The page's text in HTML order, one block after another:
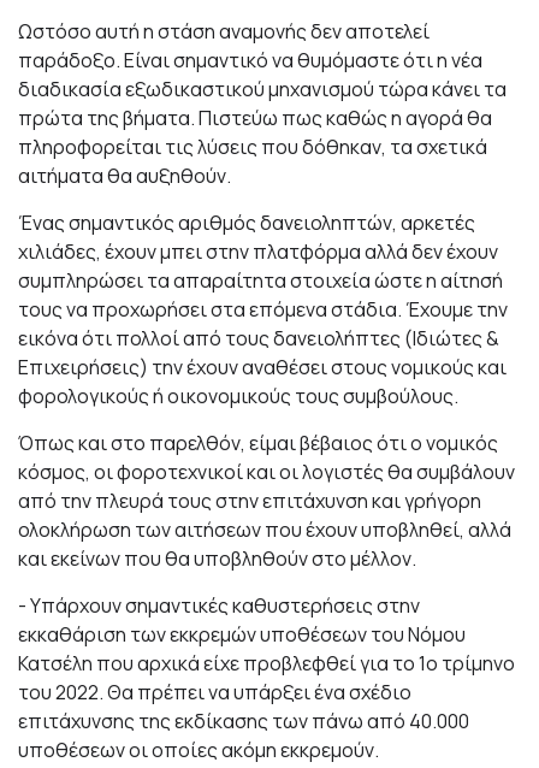
Ωστόσο αυτή η στάση αναμονής δεν αποτελεί
παράδοξο. Είναι σημαντικό να θυμόμαστε ότι η νέα
διαδικασία εξωδικαστικού μηχανισμού τώρα κάνει τα
πρώτα της βήματα. Πιστεύω πως καθώς η αγορά θα
πληροφορείται τις λύσεις που δόθηκαν, τα σχετικά
αιτήματα θα αυξηθούν.
Ένας σημαντικός αριθμός δανειοληπτών, αρκετές
χιλιάδες, έχουν μπει στην πλατφόρμα αλλά δεν έχουν
συμπληρώσει τα απαραίτητα στοιχεία ώστε η αίτησή
τους να προχωρήσει στα επόμενα στάδια. Έχουμε την
εικόνα ότι πολλοί από τους δανειολήπτες (Ιδιώτες &
Επιχειρήσεις) την έχουν αναθέσει στους νομικούς και
φορολογικούς ή οικονομικούς τους συμβούλους.
Όπως και στο παρελθόν, είμαι βέβαιος ότι ο νομικός
κόσμος, οι φοροτεχνικοί και οι λογιστές θα συμβάλουν
από την πλευρά τους στην επιτάχυνση και γρήγορη
ολοκλήρωση των αιτήσεων που έχουν υποβληθεί, αλλά
και εκείνων που θα υποβληθούν στο μέλλον.
- Υπάρχουν σημαντικές καθυστερήσεις στην
εκκαθάριση των εκκρεμών υποθέσεων του Νόμου
Κατσέλη που αρχικά είχε προβλεφθεί για το 1ο τρίμηνο
του 2022. Θα πρέπει να υπάρξει ένα σχέδιο
επιτάχυνσης της εκδίκασης των πάνω από 40.000
υποθέσεων οι οποίες ακόμη εκκρεμούν.